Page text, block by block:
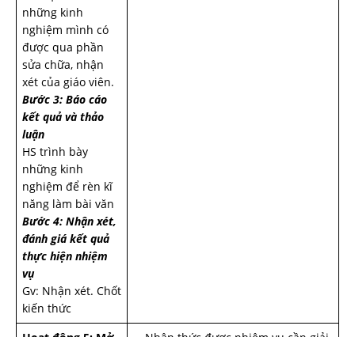
những kinh
nghiệm mình có
được qua phần
sửa chữa, nhận
xét của giáo viên.
Bước 3: Báo cáo
kết quả và thảo
luận
HS trình bày
những kinh
nghiệm để rèn kĩ
năng làm bài văn
Bước 4: Nhận xét,
đánh giá kết quả
thực hiện nhiệm
vụ
Gv: Nhận xét. Chốt
kiến thức